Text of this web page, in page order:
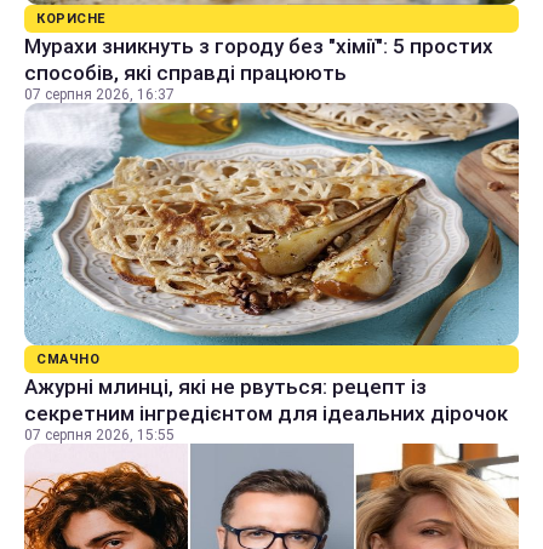
КОРИСНЕ
Мурахи зникнуть з городу без "хімії": 5 простих
способів, які справді працюють
07 серпня 2026, 16:37
СМАЧНО
Ажурні млинці, які не рвуться: рецепт із
секретним інгредієнтом для ідеальних дірочок
07 серпня 2026, 15:55